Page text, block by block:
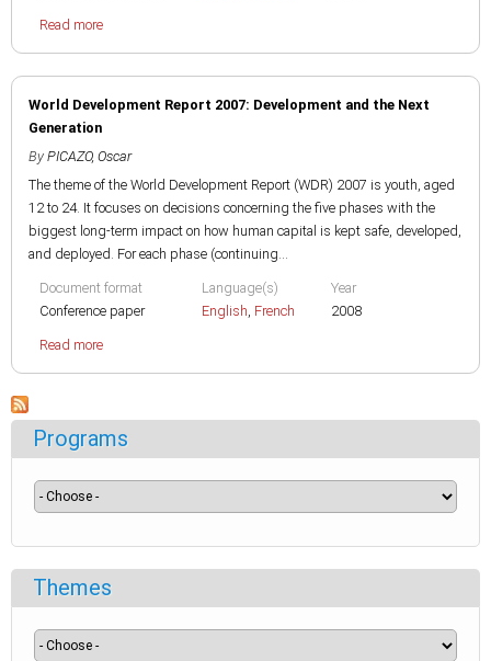
Read more
World Development Report 2007: Development and the Next
Generation
By PICAZO, Oscar
The theme of the World Development Report (WDR) 2007 is youth, aged
12 to 24. It focuses on decisions concerning the five phases with the
biggest long-term impact on how human capital is kept safe, developed,
and deployed. For each phase (continuing...
Document format
Conference paper
Language(s)
English, French
Year
2008
Read more
Programs
Themes